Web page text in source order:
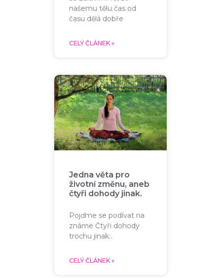
našemu tělu čas od
času dělá dobře
CELÝ ČLÁNEK »
Jedna věta pro
životní změnu, aneb
čtyři dohody jinak.
Pojďme se podívat na
známe Čtyři dohody
trochu jinak..
CELÝ ČLÁNEK »